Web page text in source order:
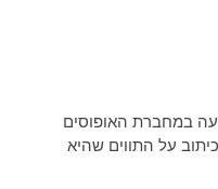
במחברת האופוסים
על התווים שהיא